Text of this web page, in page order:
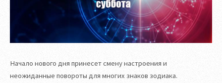
Начало нового дня принесет смену настроения и
неожиданные повороты для многих знаков зодиака.